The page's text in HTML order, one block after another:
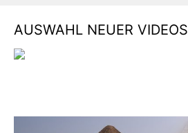
AUSWAHL NEUER VIDEOS